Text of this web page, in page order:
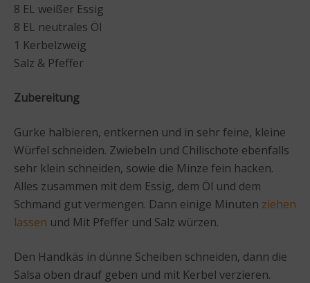
8 EL weißer Essig
8 EL neutrales Öl
1 Kerbelzweig
Salz & Pfeffer
Zubereitung
Gurke halbieren, entkernen und in sehr feine, kleine
Würfel schneiden. Zwiebeln und Chilischote ebenfalls
sehr klein schneiden, sowie die Minze fein hacken.
Alles zusammen mit dem Essig, dem Öl und dem
Schmand gut vermengen. Dann einige Minuten ziehen
lassen und Mit Pfeffer und Salz würzen.
Den Handkäs in dünne Scheiben schneiden, dann die
Salsa oben drauf geben und mit Kerbel verzieren.